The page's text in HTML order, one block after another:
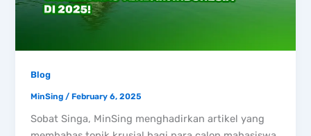
Blog
MinSing /February 6, 2025
Sobat Singa, MinSing menghadirkan artikel yang